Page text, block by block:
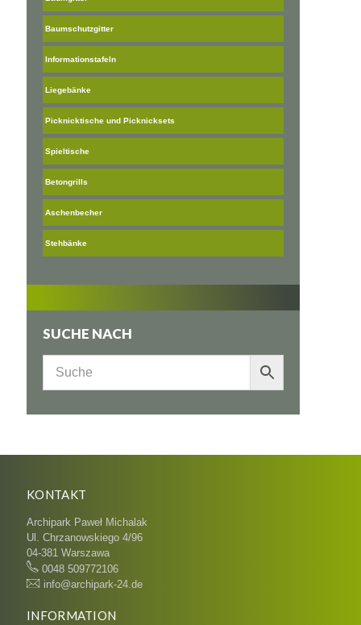
Baumschutzgitter
Informationstafeln
Liegebänke
Picknicktische und Picknicksets
Spieltische
Betongrills
Aschenbecher
Stehbänke
SUCHE NACH
KONTAKT
Archipark Paweł Michalak
Ul. Chrzanowskiego 4/96
04-381 Warszawa
0048 509772106
info@archipark-24.de
INFORMATION